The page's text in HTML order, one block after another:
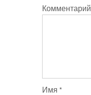
Комментарий
Имя *